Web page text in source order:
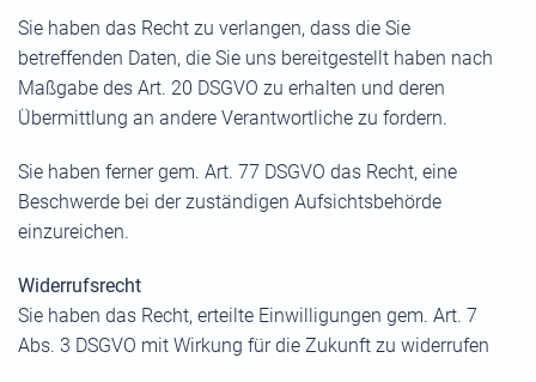
Sie haben das Recht zu verlangen, dass die Sie
betreffenden Daten, die Sie uns bereitgestellt haben nach
Maßgabe des Art. 20 DSGVO zu erhalten und deren
Übermittlung an andere Verantwortliche zu fordern.
Sie haben ferner gem. Art. 77 DSGVO das Recht, eine
Beschwerde bei der zuständigen Aufsichtsbehörde
einzureichen.
Widerrufsrecht
Sie haben das Recht, erteilte Einwilligungen gem. Art. 7
Abs. 3 DSGVO mit Wirkung für die Zukunft zu widerrufen